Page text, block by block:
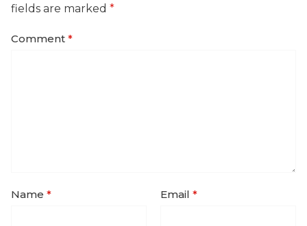
fields are marked *
Comment *
Name * Email *